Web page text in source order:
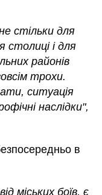
стільки для
столиці і для
районів
трохи.
ситуація
наслідки",
в
міських боїв, є